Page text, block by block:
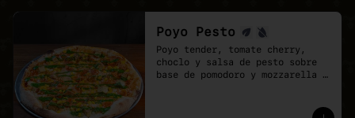
Poyo Pesto
Poyo tender, tomate cherry,
choclo y salsa de pesto sobre
base de pomodoro y mozzarella